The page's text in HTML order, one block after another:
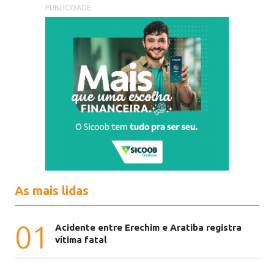
PUBLICIDADE
As mais lidas
01
Acidente entre Erechim e Aratiba registra
vítima fatal